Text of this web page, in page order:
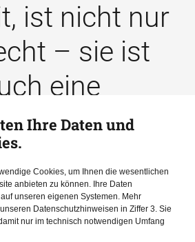
ist nicht nur
– sie ist
eine
denen, die
nicht haben
Ihre Daten und
Cookies, um Ihnen die wesentlichen
anbieten zu können. Ihre Daten
unseren eigenen Systemen. Mehr
Datenschutzhinweisen in Ziffer 3. Sie
nur im technisch notwendigen Umfang